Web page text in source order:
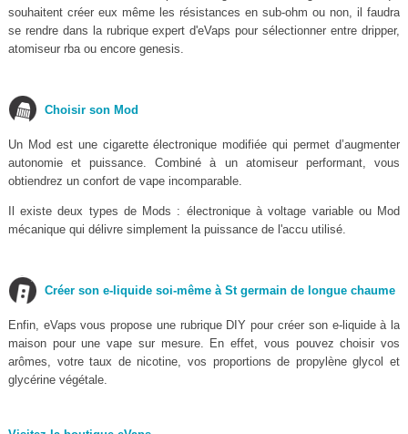
souhaitent créer eux même les résistances en sub-ohm ou non, il faudra
se rendre dans la rubrique expert d'eVaps pour sélectionner entre dripper,
atomiseur rba ou encore genesis.
Choisir son Mod
Un Mod est une cigarette électronique modifiée qui permet d’augmenter
autonomie et puissance. Combiné à un atomiseur performant, vous
obtiendrez un confort de vape incomparable.
Il existe deux types de Mods : électronique à voltage variable ou Mod
mécanique qui délivre simplement la puissance de l'accu utilisé.
Créer son e-liquide soi-même à St germain de longue chaume
Enfin, eVaps vous propose une rubrique DIY pour créer son e-liquide à la
maison pour une vape sur mesure. En effet, vous pouvez choisir vos
arômes, votre taux de nicotine, vos proportions de propylène glycol et
glycérine végétale.